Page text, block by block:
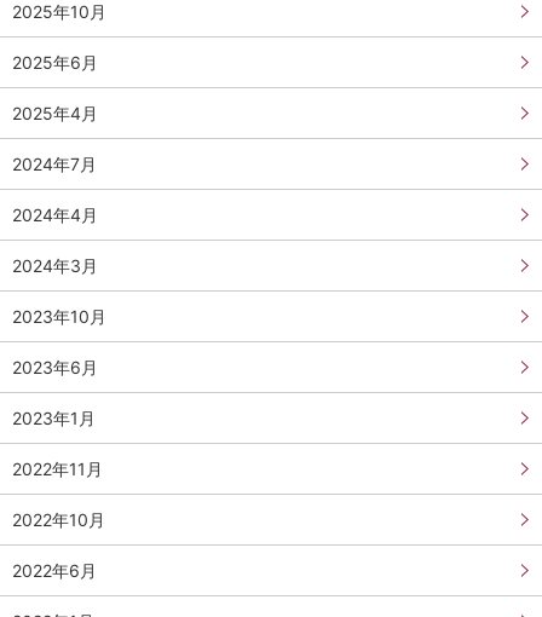
2025年10月
2025年6月
2025年4月
2024年7月
2024年4月
2024年3月
2023年10月
2023年6月
2023年1月
2022年11月
2022年10月
2022年6月